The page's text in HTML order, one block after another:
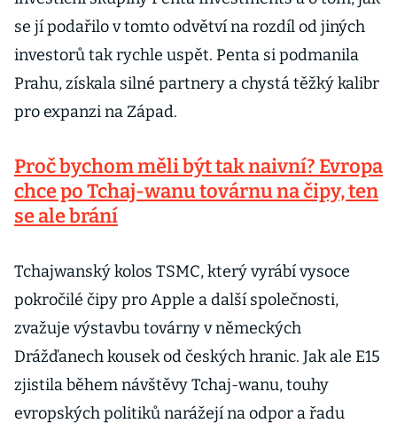
se jí podařilo v tomto odvětví na rozdíl od jiných
investorů tak rychle uspět. Penta si podmanila
Prahu, získala silné partnery a chystá těžký kalibr
pro expanzi na Západ.
Proč bychom měli být tak naivní? Evropa
chce po Tchaj-wanu továrnu na čipy, ten
se ale brání
Tchajwanský kolos TSMC, který vyrábí vysoce
pokročilé čipy pro Apple a další společnosti,
zvažuje výstavbu továrny v německých
Drážďanech kousek od českých hranic. Jak ale E15
zjistila během návštěvy Tchaj-wanu, touhy
evropských politiků narážejí na odpor a řadu